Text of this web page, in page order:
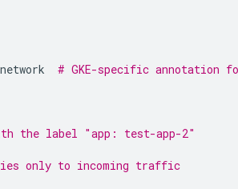
# GKE-specific annotation
the label "app: test-app-2"
only to incoming traffic